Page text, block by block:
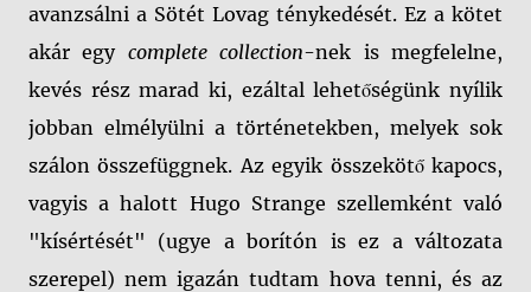
avanzsálni a Sötét Lovag ténykedését. Ez a kötet
akár egy complete collection-nek is megfelelne,
kevés rész marad ki, ezáltal lehetőségünk nyílik
jobban elmélyülni a történetekben, melyek sok
szálon összefüggnek. Az egyik összekötő kapocs,
vagyis a halott Hugo Strange szellemként való
"kísértését" (ugye a borítón is ez a változata
szerepel) nem igazán tudtam hova tenni, és az